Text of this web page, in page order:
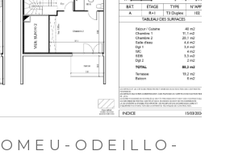
ODEILLO-